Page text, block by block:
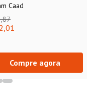
Caad
Compre agora